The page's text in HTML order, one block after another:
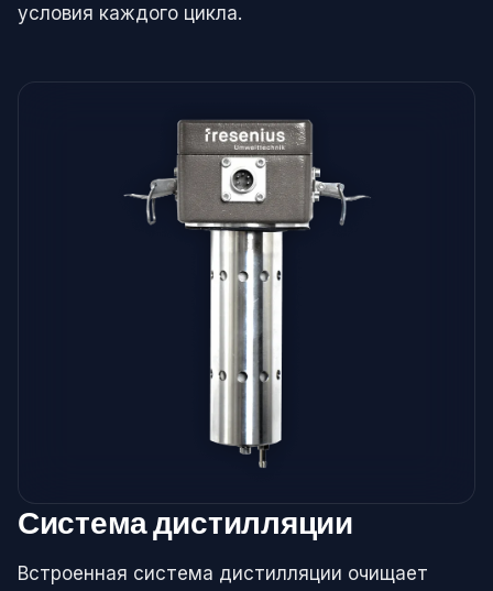
условия каждого цикла.
Система дистилляции
Встроенная система дистилляции очищает